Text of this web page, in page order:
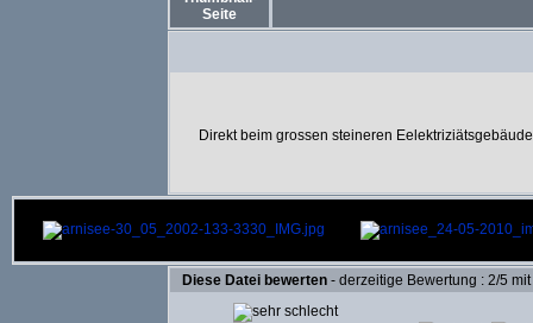
Direkt beim grossen steineren
Diese Datei bewerten- derzeitige Bewertung : 2/5 mit